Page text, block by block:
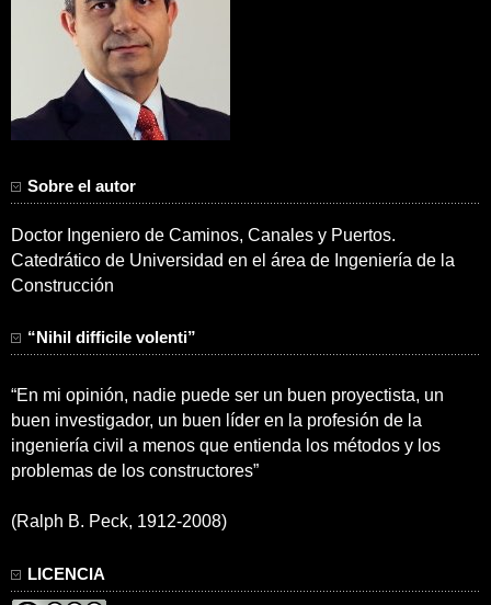
Sobre el autor
Doctor Ingeniero de Caminos, Canales y Puertos.
Catedrático de Universidad en el área de Ingeniería de la
Construcción
“Nihil difficile volenti”
“En mi opinión, nadie puede ser un buen proyectista, un
buen investigador, un buen líder en la profesión de la
ingeniería civil a menos que entienda los métodos y los
problemas de los constructores”
(Ralph B. Peck, 1912-2008)
LICENCIA